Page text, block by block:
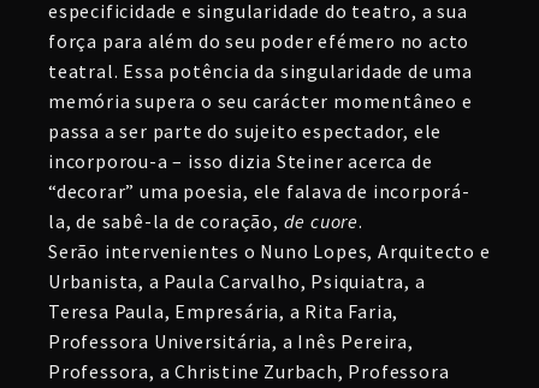
especificidade e singularidade do teatro, a sua
força para além do seu poder efémero no acto
teatral. Essa potência da singularidade de uma
memória supera o seu carácter momentâneo e
passa a ser parte do sujeito espectador, ele
incorporou-a – isso dizia Steiner acerca de
“decorar” uma poesia, ele falava de incorporá-
la, de sabê-la de coração, de cuore.
Serão intervenientes o Nuno Lopes, Arquitecto e
Urbanista, a Paula Carvalho, Psiquiatra, a
Teresa Paula, Empresária, a Rita Faria,
Professora Universitária, a Inês Pereira,
Professora, a Christine Zurbach, Professora